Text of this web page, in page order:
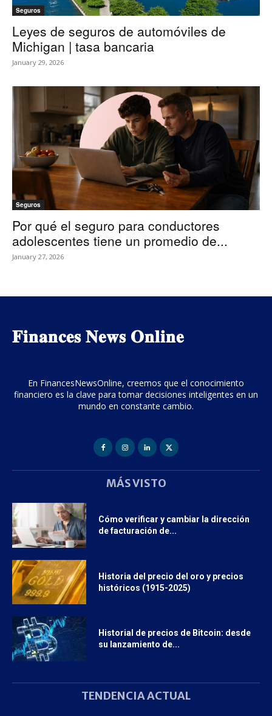
Seguros
Leyes de seguros de automóviles de
Michigan | tasa bancaria
January 29, 2026
Seguros
Por qué el seguro para conductores
adolescentes tiene un promedio de...
January 27, 2026
𝐅𝐢𝐧𝐚𝐧𝐜𝐞𝐬 𝐍𝐞𝐰𝐬 𝐎𝐧𝐥𝐢𝐧𝐞
En FinancesNewsOnline, creemos que el conocimiento
financiero es la clave para tomar decisiones inteligentes en un
mundo en constante cambio.
MÁS VISTO
Cómo verificar y cambiar la dirección
de facturación de...
Historia del precio del oro y precios
históricos (1915-2025)
Historial de precios de Bitcoin: desde
su lanzamiento de...
TENDENCIA ACTUAL